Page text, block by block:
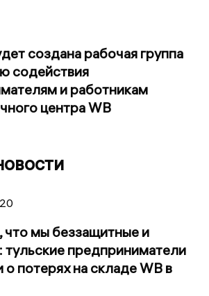
создана рабочая группа
содействия
и работникам
центра WB
что мы беззащитные и
тульские предприниматели
о потерях на складе WB в